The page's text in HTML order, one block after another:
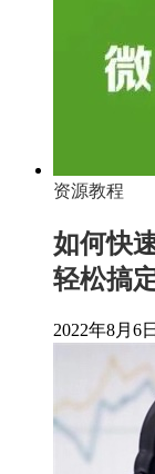
资源教程
如何快
轻松搞
2022年8月6日